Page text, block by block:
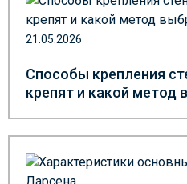
21.05.2026
Способы крепления
крепят и какой метод